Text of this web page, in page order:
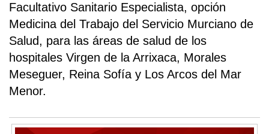
Facultativo Sanitario Especialista, opción
Medicina del Trabajo del Servicio Murciano de
Salud, para las áreas de salud de los
hospitales Virgen de la Arrixaca, Morales
Meseguer, Reina Sofía y Los Arcos del Mar
Menor.